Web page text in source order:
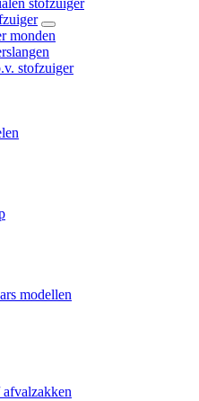
stofzuiger
monden
stofzuiger
modellen